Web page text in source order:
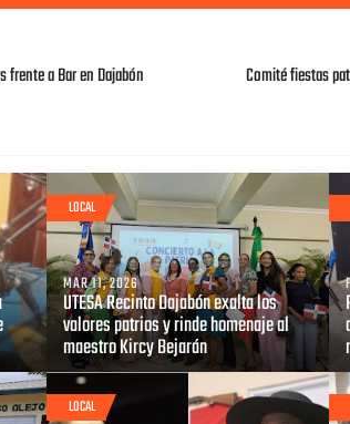
a Bar en Dajabón Comité fiestas
LOCAL
MAR 11, 2026
UTESA Recinto Dajabón exalta los
valores patrios y rinde homenaje al
maestro Kircy Bejarán
LOCAL